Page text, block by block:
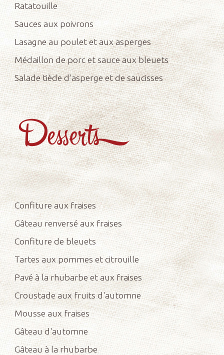
Ratatouille
Sauces aux poivrons
Lasagne au poulet et aux asperges
Médaillon de porc et sauce aux bleuets
Salade tiède d'asperge et de saucisses
Confiture aux fraises
Gâteau renversé aux fraises
Confiture de bleuets
Tartes aux pommes et citrouille
Pavé à la rhubarbe et aux fraises
Croustade aux fruits d'automne
Mousse aux fraises
Gâteau d'automne
Gâteau à la rhubarbe